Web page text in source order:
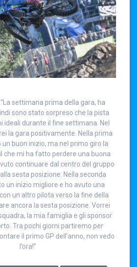
“La settimana prima della gara, ha
sono stato sorpreso che la pista
ideali durante il fine settimana. Nel
la gara positivamente. Nella prima
buon inizio, ma nel primo giro la
che mi ha fatto perdere una buona
continuare dal centro del gruppo
sesta posizione. Nella seconda
un inizio migliore e ho avuto una
un altro pilota verso la fine della
ancora la sesta posizione. Vorrei
la mia famiglia e gli sponsor
Tra pochi giorni partiremo per
il primo GP dell’anno, non vedo
l’ora!”